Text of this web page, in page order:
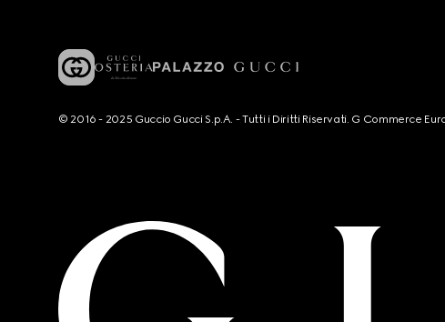
© 2016 - 2025 Guccio Gucci S.p.A. - Tutti i Diritti Riservati. G Commerce